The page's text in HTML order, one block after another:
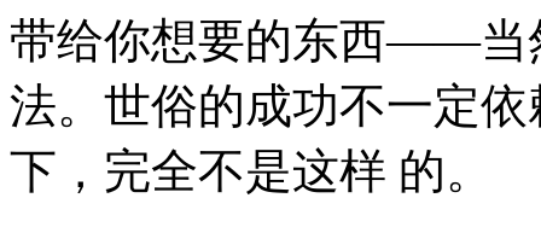
带给你想要的东西——当
法。世俗的成功不一定
下，完全不是这样 的。